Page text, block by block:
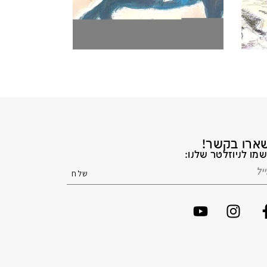
בקשר!
לניוזלטר שלנו: